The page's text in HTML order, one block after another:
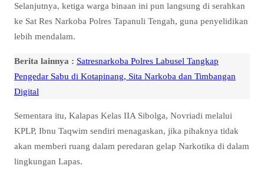
Selanjutnya, ketiga warga binaan ini pun langsung di serahkan
ke Sat Res Narkoba Polres Tapanuli Tengah, guna penyelidikan
lebih mendalam.
Berita lainnya : Satresnarkoba Polres Labusel Tangkap
Pengedar Sabu di Kotapinang, Sita Narkoba dan Timbangan
Digital
Sementara itu, Kalapas Kelas IIA Sibolga, Novriadi melalui
KPLP, Ibnu Taqwim sendiri menagaskan, jika pihaknya tidak
akan memberi ruang dalam peredaran gelap Narkotika di dalam
lingkungan Lapas.